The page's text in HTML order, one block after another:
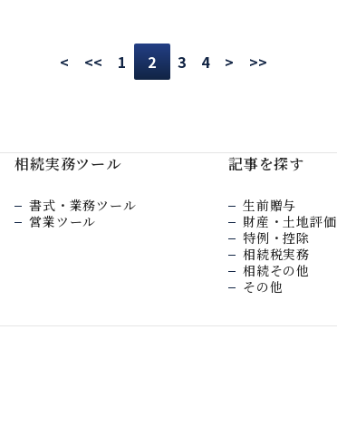
< << 1 2 3 4 > >>
相続実務ツール
書式・業務ツール
営業ツール
記事を探す
生前贈与
財産・土地評価
特例・控除
相続税実務
相続その他
その他